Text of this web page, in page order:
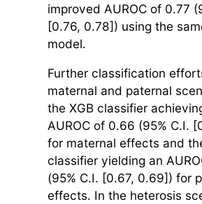
improved AUROC of 0.77
[0.76, 0.78]) using the
model.
Further classification
maternal and paternal
the XGB classifier
AUROC of 0.66 (95% C.I.
for maternal effects and
classifier yielding an
(95% C.I. [0.67, 0.69]) for
effects. In the heterosis